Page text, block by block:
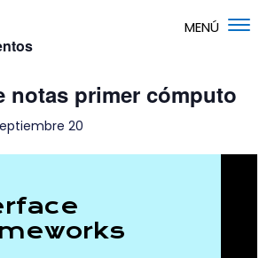
notas primer cómputo
20